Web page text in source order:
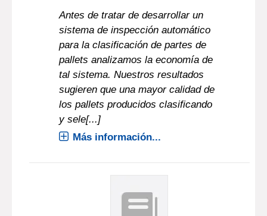
Antes de tratar de desarrollar un
sistema de inspección automático
para la clasificación de partes de
pallets analizamos la economía de
tal sistema. Nuestros resultados
sugieren que una mayor calidad de
los pallets producidos clasificando
y sele[...]
Más información...